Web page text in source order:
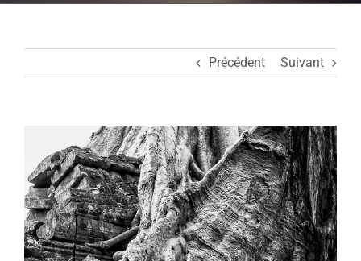
Précédent Suivant
Larger
Image